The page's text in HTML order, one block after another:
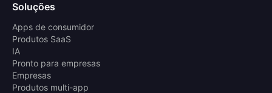
Soluções
Apps de consumidor
Produtos SaaS
IA
Pronto para empresas
Empresas
Produtos multi-app